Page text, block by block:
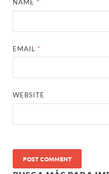
NAME *
EMAIL *
WEBSITE